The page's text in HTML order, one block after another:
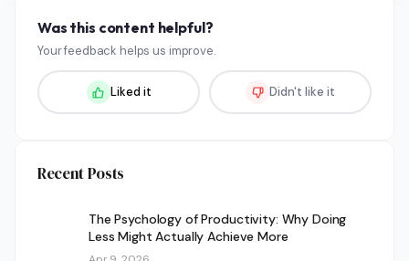
Was this content helpful?
Your feedback helps us improve.
Liked it Didn't like it
Recent Posts
The Psychology of Productivity: Why Doing
Less Might Actually Achieve More